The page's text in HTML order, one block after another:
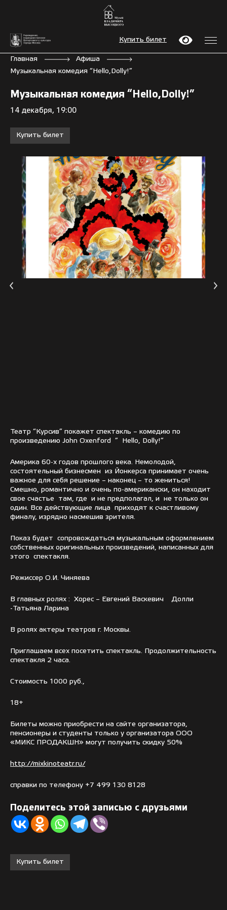
Купить билет
Главная
Афиша
Музыкальная комедия “Hello,Dolly!”
Музыкальная комедия “Hello,Dolly!”
14 декабря, 19:00
Купить билет
Театр “Курсив” покажет спектакль – комедию по
произведению John Oxenford ” Hello, Dolly!”
Америка 60-х годов прошлого века. Немолодой,
состоятельный бизнесмен из Йонкерса принимает очень
важное для себя решение – наконец – то жениться!
Смешно, романтично и очень по-американски, он находит
свое счастье там, где и не предполагал, и не только он
один. Все действующие лица приходят к счастливому
финалу, изрядно насмешив зрителя.
Показ будет сопровождаться музыкальным оформлением
собственных оригинальных произведений, написанных для
этого спектакля.
Режиссер О.И. Чиняева
В главных ролях : Хорес – Евгений Васкевич Долли
-Татьяна Ларина
В ролях актеры театров г. Москвы.
Приглашаем всех посетить спектакль. Продолжительность
спектакля 2 часа.
Стоимость 1000 руб.,
18+
Билеты можно приобрести на сайте организатора,
пенсионеры и студенты только у организатора ООО
«МИКС ПРОДАКШН» могут получить скидку 50%
http://mixkinoteatr.ru/
справки по телефону +7 499 130 8128
Поделитесь этой записью с друзьями
Купить билет